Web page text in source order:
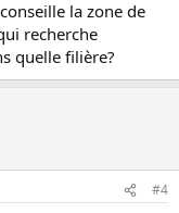
la zone de
recherche
quelle filière?
#4